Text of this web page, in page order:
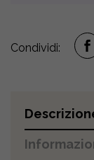
Condividi: